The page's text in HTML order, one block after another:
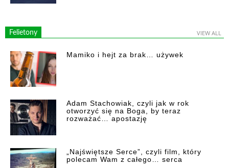
Felietony VIEW ALL
Mamiko i hejt za brak… używek
Adam Stachowiak, czyli jak w rok
otworzyć się na Boga, by teraz
rozważać… apostazję
„Najświętsze Serce”, czyli film, który
polecam Wam z całego… serca